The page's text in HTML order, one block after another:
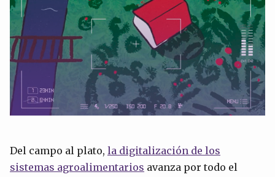
Del campo al plato, la digitalización de los
sistemas agroalimentarios avanza por todo el